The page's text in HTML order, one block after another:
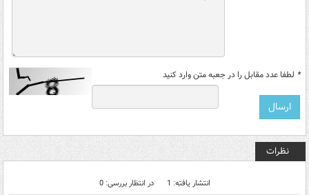
* لطفا عدد مقابل را در جعبه متن وارد کنید
نظرات
انتشار یافته: 1 در انتظار بررسی: 0